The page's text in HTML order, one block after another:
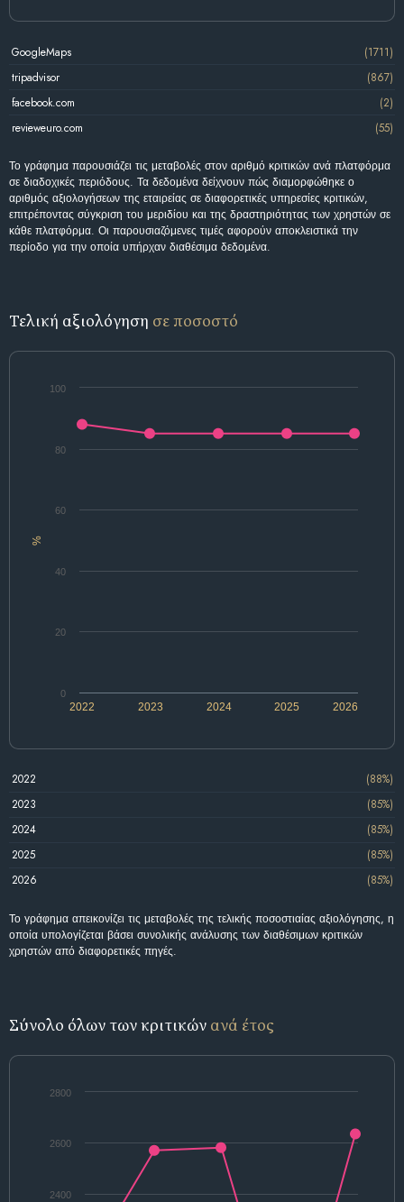
GoogleMaps
(1711)
tripadvisor
(867)
facebook.com
(2)
revieweuro.com
(55)
Το γράφημα παρουσιάζει τις μεταβολές στον αριθμό κριτικών ανά πλατφόρμα
σε διαδοχικές περιόδους. Τα δεδομένα δείχνουν πώς διαμορφώθηκε ο
αριθμός αξιολογήσεων της εταιρείας σε διαφορετικές υπηρεσίες κριτικών,
επιτρέποντας σύγκριση του μεριδίου και της δραστηριότητας των χρηστών σε
κάθε πλατφόρμα. Οι παρουσιαζόμενες τιμές αφορούν αποκλειστικά την
περίοδο για την οποία υπήρχαν διαθέσιμα δεδομένα.
Τελική αξιολόγηση σε ποσοστό
%
2022 2024 2026
2023 2025
0
20
40
60
80
100
2022
(88%)
2023
(85%)
2024
(85%)
2025
(85%)
2026
(85%)
Το γράφημα απεικονίζει τις μεταβολές της τελικής ποσοστιαίας αξιολόγησης, η
οποία υπολογίζεται βάσει συνολικής ανάλυσης των διαθέσιμων κριτικών
χρηστών από διαφορετικές πηγές.
Σύνολο όλων των κριτικών ανά έτος
2400
2600
2800